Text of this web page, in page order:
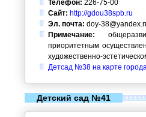
Телефон: 226-75-00
Сайт: http://gdou38spb.ru
Эл. почта: doy-
Примечание:
приоритетным
художественно-
Детсад №38 на карте
Детский сад №41